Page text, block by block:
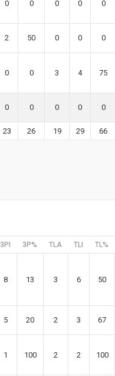
0 0 0 0 0
2 50 0 0 0
0 0 3 4 75
0 0 0 0 0
23 26 19 29 66
3PI 3P% TLA TLI TL%
8 13 3 6 50
5 20 2 3 67
1 100 2 2 100